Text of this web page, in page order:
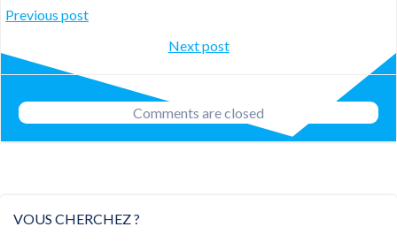
Post
navigation
Previous post
Post
navigation
Next post
Comments are closed
VOUS CHERCHEZ ?